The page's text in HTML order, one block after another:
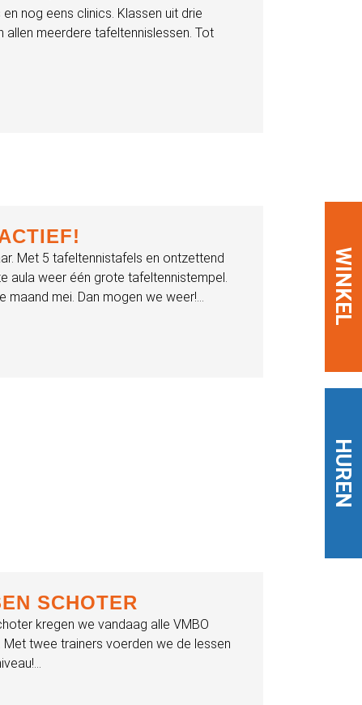
HUREN
WINKEL
nog eens clinics. Klassen uit drie
allen meerdere tafeltennislessen. Tot
Met 5 tafeltennistafels en ontzettend
aula weer één grote tafeltennistempel.
mei. Dan mogen we weer!...
SCHOTER
kregen we vandaag alle VMBO
twee trainers voerden we de lessen